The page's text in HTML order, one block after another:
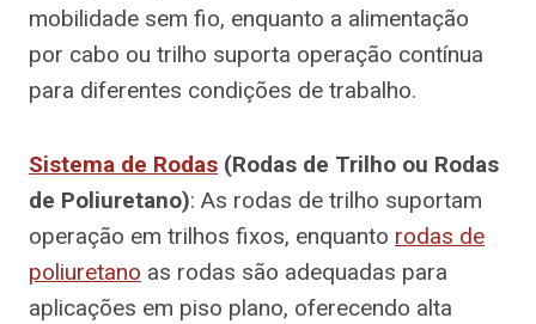
mobilidade sem fio, enquanto a alimentação
por cabo ou trilho suporta operação contínua
para diferentes condições de trabalho.
Sistema de Rodas (Rodas de Trilho ou Rodas
de Poliuretano): As rodas de trilho suportam
operação em trilhos fixos, enquanto rodas de
poliuretano as rodas são adequadas para
aplicações em piso plano, oferecendo alta